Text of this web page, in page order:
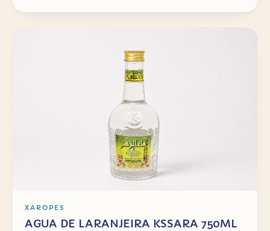
XAROPES
AGUA DE LARANJEIRA KSSARA 750ML